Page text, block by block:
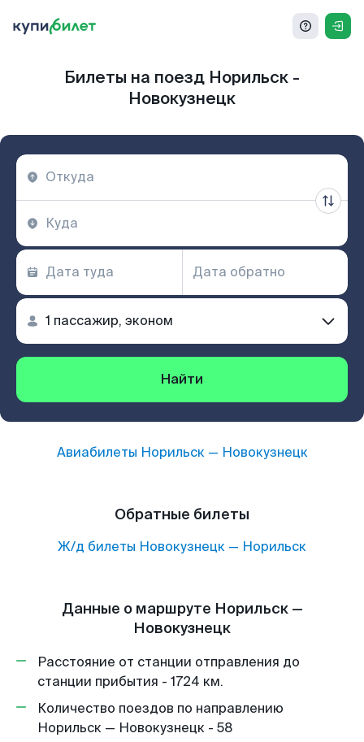
Билеты на поезд Норильск -
Новокузнецк
Найти
Авиабилеты Норильск— Новокузнецк
Обратные билеты
Ж/д билеты Новокузнецк — Норильск
Данные о маршруте Норильск —
Новокузнецк
Расстояние от станции отправления до
станции прибытия - 1724 км.
Количество поездов по направлению
Норильск — Новокузнецк - 58